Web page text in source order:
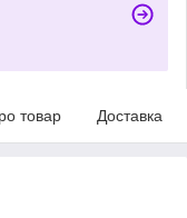
товар Доставка